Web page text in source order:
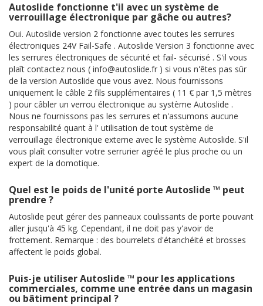
Autoslide fonctionne t'il avec un système de
verrouillage électronique par gâche ou autres?
Oui. Autoslide version 2 fonctionne avec toutes les serrures
électroniques 24V Fail-Safe . Autoslide Version 3 fonctionne avec
les serrures électroniques de sécurité et fail- sécurisé . S'il vous
plaît contactez nous ( info@autoslide.fr ) si vous n'êtes pas sûr
de la version Autoslide que vous avez. Nous fournissons
uniquement le câble 2 fils supplémentaires ( 11 € par 1,5 mètres
) pour câbler un verrou électronique au système Autoslide .
Nous ne fournissons pas les serrures et n'assumons aucune
responsabilité quant à l' utilisation de tout système de
verrouillage électronique externe avec le système Autoslide. S'il
vous plaît consulter votre serrurier agréé le plus proche ou un
expert de la domotique.
Quel est le poids de l'unité porte Autoslide ™ peut
prendre ?
Autoslide peut gérer des panneaux coulissants de porte pouvant
aller jusqu'à 45 kg. Cependant, il ne doit pas y'avoir de
frottement. Remarque : des bourrelets d'étanchéité et brosses
affectent le poids global.
Puis-je utiliser Autoslide ™ pour les applications
commerciales, comme une entrée dans un magasin
ou bâtiment principal ?